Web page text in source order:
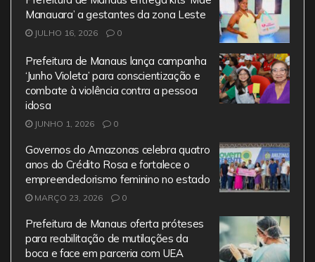
k
Manauara’ a gestantes da zona Leste
JULHO 16, 2026 0
Prefeitura de Manaus lança campanha
‘Junho Violeta’ para conscientização e
combate à violência contra a pessoa
idosa
JUNHO 1, 2026 0
Governos do Amazonas celebra quatro
anos do Crédito Rosa e fortalece o
empreendedorismo feminino no estado
MARÇO 23, 2026 0
Prefeitura de Manaus oferta próteses
para reabilitação de mutilações da
boca e face em parceria com UEA